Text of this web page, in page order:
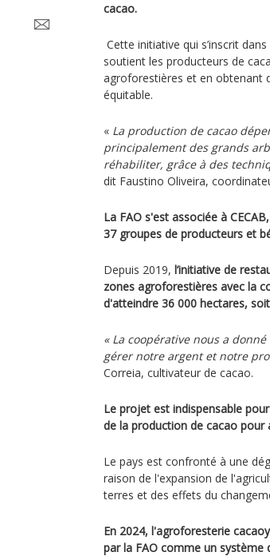
cacao.
Cette initiative qui s’inscrit
soutient les producteurs de
agroforestières et en obtenant
équitable.
« La production de cacao
principalement des grands
réhabiliter, grâce à des
dit Faustino Oliveira,
La FAO s'est associée à
37 groupes de producteurs et
Depuis 2019, l’initiative de
zones agroforestières avec la
d'atteindre 36 000 hectares,
« La coopérative nous a
gérer notre argent et notre
Correia, cultivateur de cacao.
Le projet est indispensable
de la production de cacao pour
Le pays est confronté à une
raison de l'expansion de
terres et des effets du
En 2024, l'agroforesterie
par la FAO comme un